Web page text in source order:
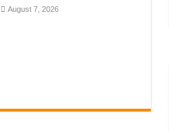
August 7, 2026